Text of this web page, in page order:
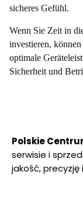
sicheres Gefühl.
Wenn Sie Zeit in
investieren,
optimale
Sicherheit und
Polskie
serwisie i
jakość,